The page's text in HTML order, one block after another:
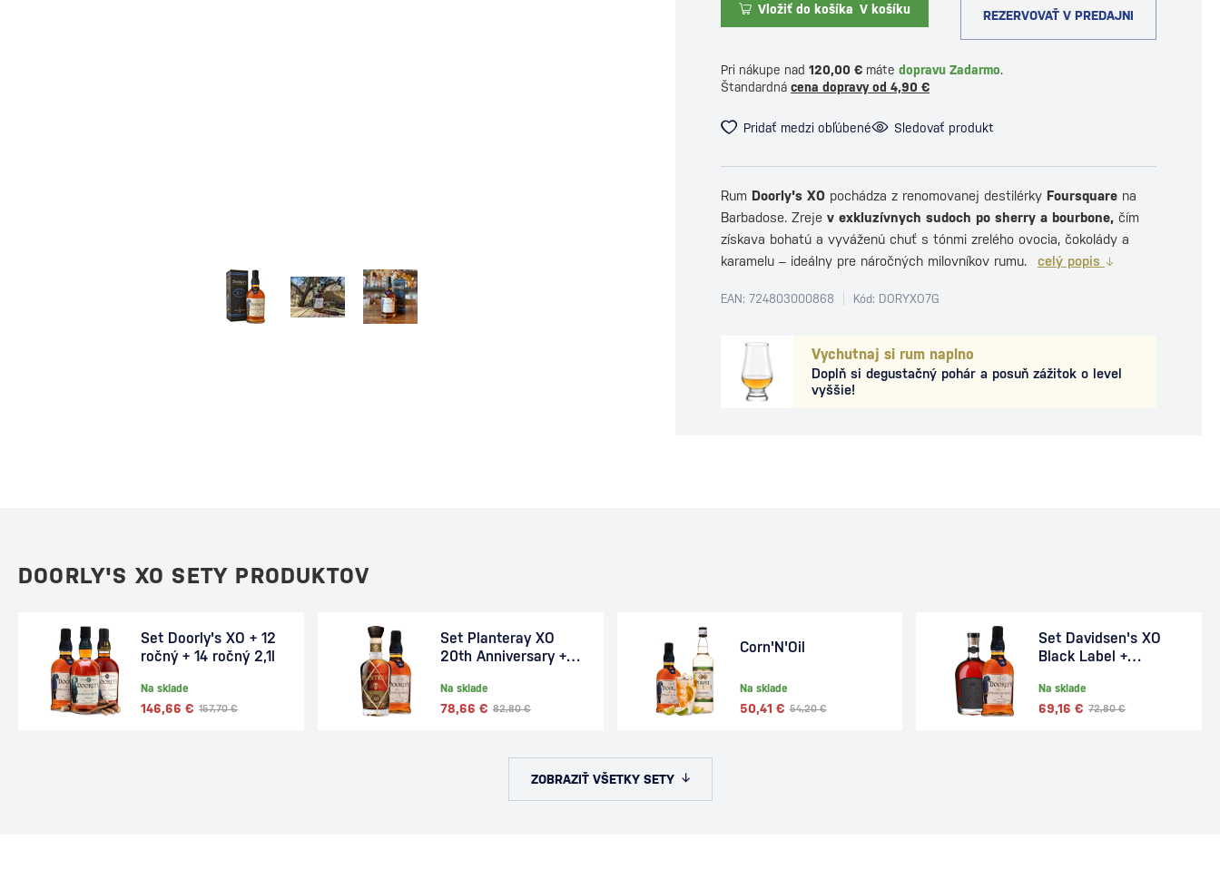
Vložiť do košíka V košíku REZERVOVAŤ V PREDAJNI
Pri nákupe nad 120,00 € máte dopravu Zadarmo.
Štandardná cena dopravy od 4,90 €
Pridať medzi obľúbené Sledovať produkt
Vychutnaj si rum naplno
Doplň si degustačný pohár a posuň zážitok o level
vyššie!
Rum Doorly's XO pochádza z renomovanej destilérky Foursquare na
Barbadose. Zreje v exkluzívnych sudoch po sherry a bourbone, čím
získava bohatú a vyváženú chuť s tónmi zrelého ovocia, čokolády a
karamelu – ideálny pre náročných milovníkov rumu.
celý popis
EAN: 724803000868 Kód: DORYXO7G
DOORLY'S XO SETY PRODUKTOV
Set Doorly's XO + 12
ročný + 14 ročný 2,1l
Na sklade
157,70 €
146,66 €
Set Planteray XO
20th Anniversary +
Na sklade
82,80 €
78,66 €
Corn'N'Oil
Na sklade
54,20 €
50,41 €
Set Davidsen's XO
Black Label +
Na sklade
72,80 €
69,16 €
ZOBRAZIŤ VŠETKY SETY